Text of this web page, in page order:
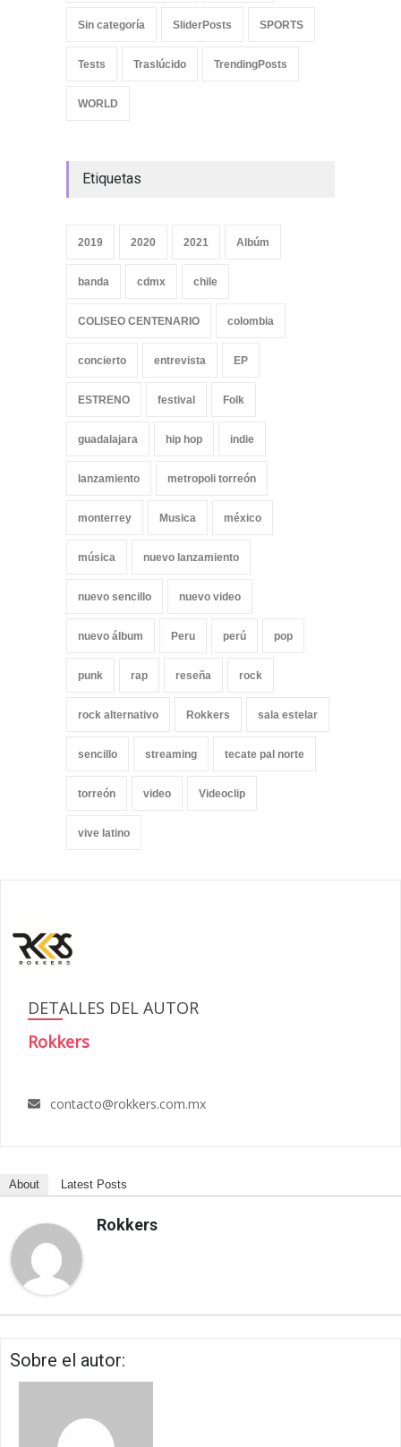
Sin categoría SliderPosts SPORTS
Tests Traslúcido TrendingPosts
WORLD
Etiquetas
2019 2020 2021 Albúm
banda cdmx chile
COLISEO CENTENARIO colombia
concierto entrevista EP
ESTRENO festival Folk
guadalajara hip hop indie
lanzamiento metropoli torreón
monterrey Musica méxico
música nuevo lanzamiento
nuevo sencillo nuevo video
nuevo álbum Peru perú pop
punk rap reseña rock
rock alternativo Rokkers sala estelar
sencillo streaming tecate pal norte
torreón video Videoclip
vive latino
DETALLES DEL AUTOR
Rokkers
contacto@rokkers.com.mx
About Latest Posts
Rokkers
Sobre el autor: